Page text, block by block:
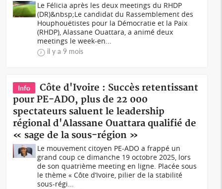
Le Félicia après les deux meetings du RHDP
(DR)&nbsp;Le candidat du Rassemblement des
Houphouëtistes pour la Démocratie et la Paix
(RHDP), Alassane Ouattara, a animé deux
meetings le week-en...
il y a 9 mois
Info
Côte d'Ivoire : Succès retentissant
pour PE-ADO, plus de 22 000
spectateurs saluent le leadership
régional d'Alassane Ouattara qualifié de
« sage de la sous-région »
Le mouvement citoyen PE-ADO a frappé un
grand coup ce dimanche 19 octobre 2025, lors
de son quatrième meeting en ligne. Placée sous
le thème « Côte d’Ivoire, pilier de la stabilité
sous-régi...